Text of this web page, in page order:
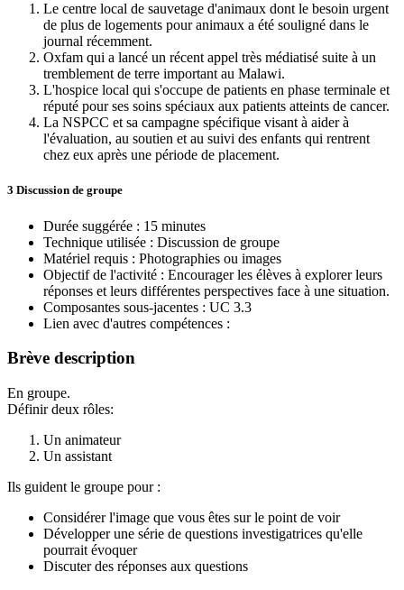
Le centre local de sauvetage d'animaux dont le besoin urgent
de plus de logements pour animaux a été souligné dans le
journal récemment.
Oxfam qui a lancé un récent appel très médiatisé suite à un
tremblement de terre important au Malawi.
L'hospice local qui s'occupe de patients en phase terminale et
réputé pour ses soins spéciaux aux patients atteints de cancer.
La NSPCC et sa campagne spécifique visant à aider à
l'évaluation, au soutien et au suivi des enfants qui rentrent
chez eux après une période de placement.
3 Discussion de groupe
Durée suggérée : 15 minutes
Technique utilisée : Discussion de groupe
Matériel requis : Photographies ou images
Objectif de l'activité : Encourager les élèves à explorer leurs
réponses et leurs différentes perspectives face à une situation.
Composantes sous-jacentes : UC 3.3
Lien avec d'autres compétences :
Brève description
En groupe.
Définir deux rôles:
Un animateur
Un assistant
Ils guident le groupe pour :
Considérer l'image que vous êtes sur le point de voir
Développer une série de questions investigatrices qu'elle
pourrait évoquer
Discuter des réponses aux questions